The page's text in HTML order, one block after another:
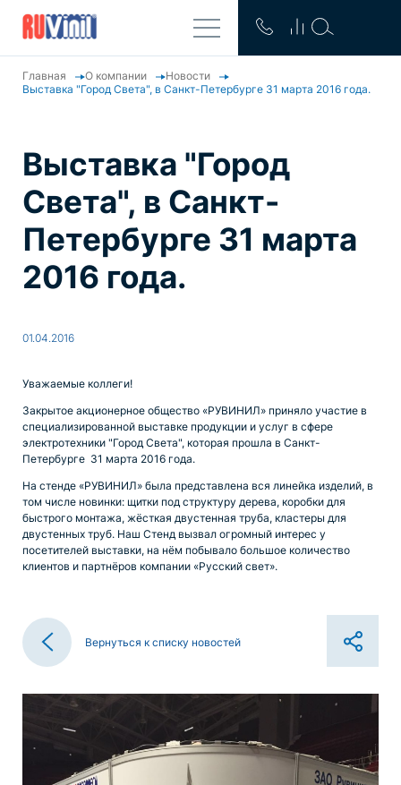
Главная О компании
Новости
Выставка "Город Света", в Санкт-Петербурге 31 марта 2016 года.
Выставка "Город
Света", в Санкт-
Петербурге 31 марта
2016 года.
01.04.2016
Уважаемые коллеги!
Закрытое акционерное общество «РУВИНИЛ» приняло участие в
специализированной выставке продукции и услуг в сфере
электротехники "Город Света", которая прошла в Санкт-
Петербурге 31 марта 2016 года.
На стенде «РУВИНИЛ» была представлена вся линейка изделий, в
том числе новинки: щитки под структуру дерева, коробки для
быстрого монтажа, жёсткая двустенная труба, кластеры для
двустенных труб. Наш Стенд вызвал огромный интерес у
посетителей выставки, на нём побывало большое количество
клиентов и партнёров компании «Русский свет».
Вернуться к списку новостей